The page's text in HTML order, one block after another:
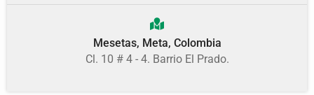
Mesetas, Meta, Colombia
Cl. 10 # 4 - 4. Barrio El Prado.